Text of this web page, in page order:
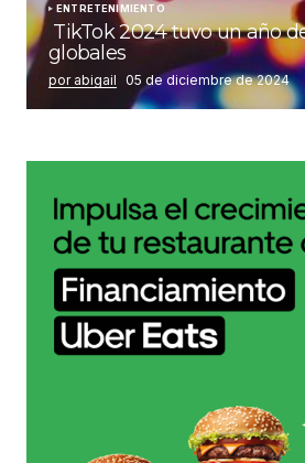
ENTRETENIMIENTO
TikTok 2024 tuvo un año
globales
por abigail 05 de diciembre de 2024